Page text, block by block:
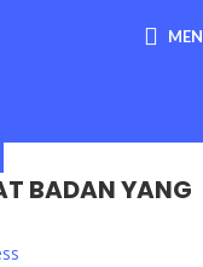
BADAN YANG